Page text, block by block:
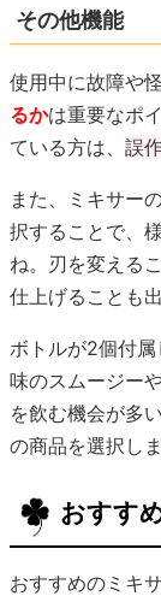
その他機能
使用中に故障や
るかは重要なポ
ている方は、 誤
また、ミキサー
択することで、
ね。刃を変える
仕上げることも
ボトルが2個付
味のスムージー
を飲む機会が多
の商品を選択しま
おすす
おすすめのミキ